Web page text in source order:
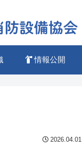
情報公開
2026.04.01